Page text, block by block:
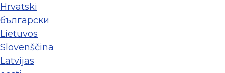
Hrvatski
български
Lietuvos
Slovenščina
Latvijas